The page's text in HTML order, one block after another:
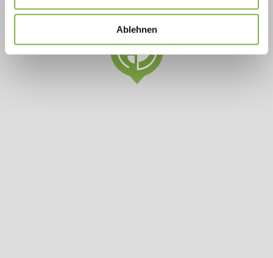
Ablehnen